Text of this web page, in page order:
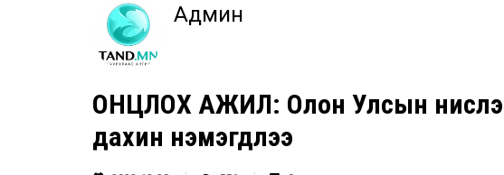
Админ
ОНЦЛОХ АЖИЛ: Олон Улсын
дахин нэмэгдлээ